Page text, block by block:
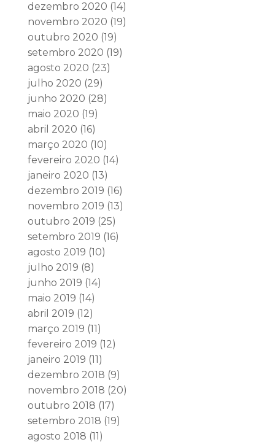
dezembro 2020 (14)
novembro 2020 (19)
outubro 2020 (19)
setembro 2020 (19)
agosto 2020 (23)
julho 2020 (29)
junho 2020 (28)
maio 2020 (19)
abril 2020 (16)
março 2020 (10)
fevereiro 2020 (14)
janeiro 2020 (13)
dezembro 2019 (16)
novembro 2019 (13)
outubro 2019 (25)
setembro 2019 (16)
agosto 2019 (10)
julho 2019 (8)
junho 2019 (14)
maio 2019 (14)
abril 2019 (12)
março 2019 (11)
fevereiro 2019 (12)
janeiro 2019 (11)
dezembro 2018 (9)
novembro 2018 (20)
outubro 2018 (17)
setembro 2018 (19)
agosto 2018 (11)